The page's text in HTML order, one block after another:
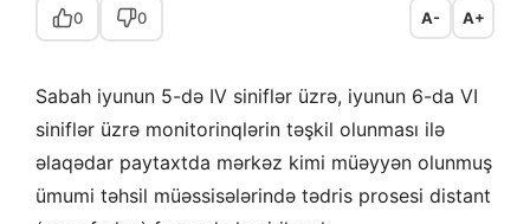
0 0 A- A+
Sabah iyunun 5-də IV siniflər üzrə, iyunun 6-da VI
siniflər üzrə monitorinqlərin təşkil olunması ilə
əlaqədar paytaxtda mərkəz kimi müəyyən olunmuş
ümumi təhsil müəssisələrində tədris prosesi distant